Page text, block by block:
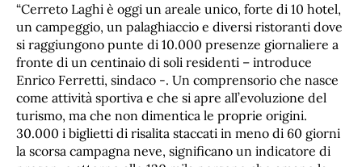
“Cerreto Laghi è oggi un areale unico, forte di 10 hotel,
un campeggio, un palaghiaccio e diversi ristoranti dove
si raggiungono punte di 10.000 presenze giornaliere a
fronte di un centinaio di soli residenti – introduce
Enrico Ferretti, sindaco -. Un comprensorio che nasce
come attività sportiva e che si apre all’evoluzione del
turismo, ma che non dimentica le proprie origini.
30.000 i biglietti di risalita staccati in meno di 60 giorni
la scorsa campagna neve, significano un indicatore di